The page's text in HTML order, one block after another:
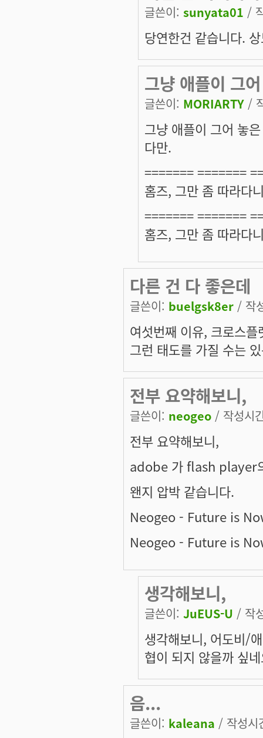
글쓴이: sunyata01 /
당연한건 같습니다.
그냥 애플이 그어
글쓴이: MORIARTY /
그냥 애플이 그어 놓
다만.
======= =======
홈즈, 그만 좀 따라다
======= =======
홈즈, 그만 좀 따라다
다른 건 다 좋은데
글쓴이: buelgsk8er / 작
여섯번째 이유, 크로스
그런 태도를 가질 수는
전부 요약해보니,
글쓴이: neogeo / 작성시
전부 요약해보니,
adobe 가 flash player
왠지 압박 같습니다.
Neogeo - Future is
Neogeo - Future is
생각해보니,
글쓴이: JuEUS-U / 작
생각해보니, 어도비/
협이 되지 않을까 싶
음...
글쓴이: kaleana / 작성